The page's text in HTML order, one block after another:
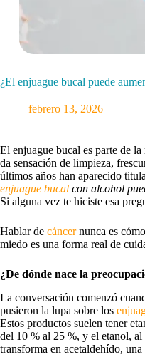
¿El enjuague bucal puede
febrero 13, 2026
El enjuague bucal es parte de
da sensación de limpieza,
últimos años han aparecido
enjuague bucal con alcohol
Si alguna vez te hiciste esa
Hablar de cáncernunca es
miedo es una forma real de
¿De dónde nace la
La conversación comenzó
pusieron la lupa sobre los
Estos productos suelen tener
del 10 % al 25 %, y el etanol, al
transforma en acetaldehído,